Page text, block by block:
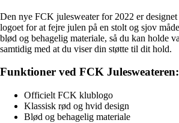
Den nye FCK julesweater for 2022 er
logoet for at fejre julen på en stolt og sjov
blød og behagelig materiale, så du kan holde
samtidig med at du viser din støtte til dit hold.
Funktioner ved FCK Julesweateren:
Officielt FCK klublogo
Klassisk rød og hvid design
Blød og behagelig materiale